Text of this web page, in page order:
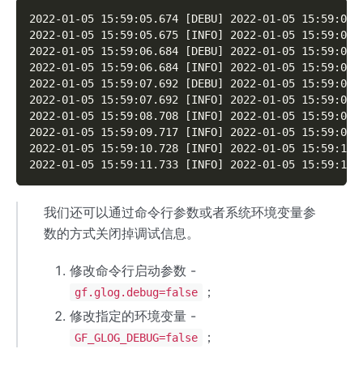
2022-01-05 15:59:05.674 [DEBU] 2022-01-05 15:59:05
2022-01-05 15:59:05.675 [INFO] 2022-01-05 15:59:05
2022-01-05 15:59:06.684 [DEBU] 2022-01-05 15:59:06
2022-01-05 15:59:06.684 [INFO] 2022-01-05 15:59:06
2022-01-05 15:59:07.692 [DEBU] 2022-01-05 15:59:07
2022-01-05 15:59:07.692 [INFO] 2022-01-05 15:59:07
2022-01-05 15:59:08.708 [INFO] 2022-01-05 15:59:08
2022-01-05 15:59:09.717 [INFO] 2022-01-05 15:59:09
2022-01-05 15:59:10.728 [INFO] 2022-01-05 15:59:10
2022-01-05 15:59:11.733 [INFO] 2022-01-05 15:59:11
我们还可以通过命令行参数或者系统环境变量参
数的方式关闭掉调试信息。
修改命令行启动参数 -
gf.glog.debug=false
；
修改指定的环境变量 -
GF_GLOG_DEBUG=false ；